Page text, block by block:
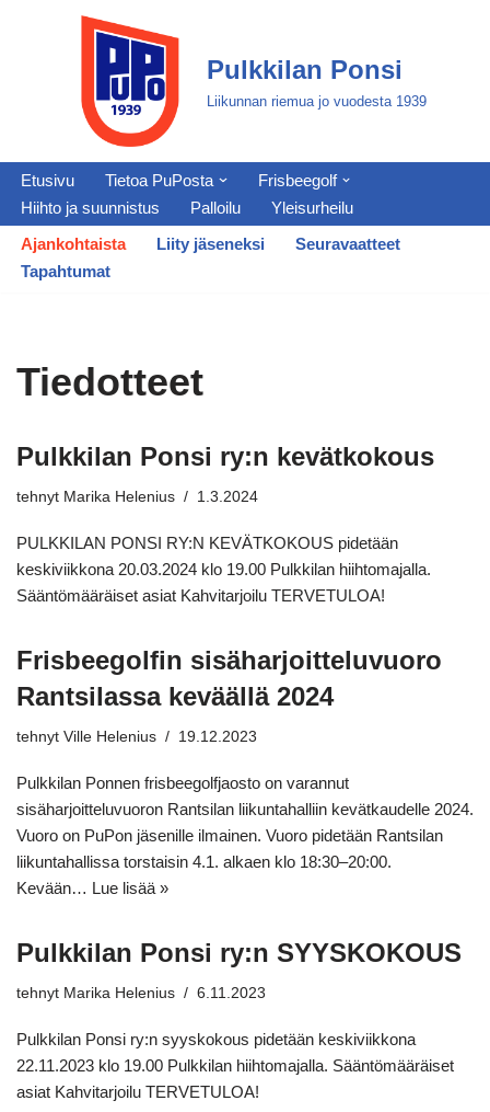
Pulkkilan Ponsi
Liikunnan riemua jo vuodesta 1939
Etusivu Tietoa PuPosta
Frisbeegolf
Hiihto ja suunnistus
Palloilu
Yleisurheilu
Ajankohtaista
Liity jäseneksi
Seuravaatteet
Tapahtumat
Tiedotteet
Pulkkilan Ponsi ry:n kevätkokous
tehnyt Marika Helenius 1.3.2024
PULKKILAN PONSI RY:N KEVÄTKOKOUS pidetään
keskiviikkona 20.03.2024 klo 19.00 Pulkkilan hiihtomajalla.
Sääntömääräiset asiat Kahvitarjoilu TERVETULOA!
Frisbeegolfin sisäharjoitteluvuoro
Rantsilassa keväällä 2024
tehnyt Ville Helenius 19.12.2023
Pulkkilan Ponnen frisbeegolfjaosto on varannut
sisäharjoitteluvuoron Rantsilan liikuntahalliin kevätkaudelle 2024.
Vuoro on PuPon jäsenille ilmainen. Vuoro pidetään Rantsilan
liikuntahallissa torstaisin 4.1. alkaen klo 18:30–20:00.
Kevään… Lue lisää »
Pulkkilan Ponsi ry:n SYYSKOKOUS
tehnyt Marika Helenius 6.11.2023
Pulkkilan Ponsi ry:n syyskokous pidetään keskiviikkona
22.11.2023 klo 19.00 Pulkkilan hiihtomajalla. Sääntömääräiset
asiat Kahvitarjoilu TERVETULOA!